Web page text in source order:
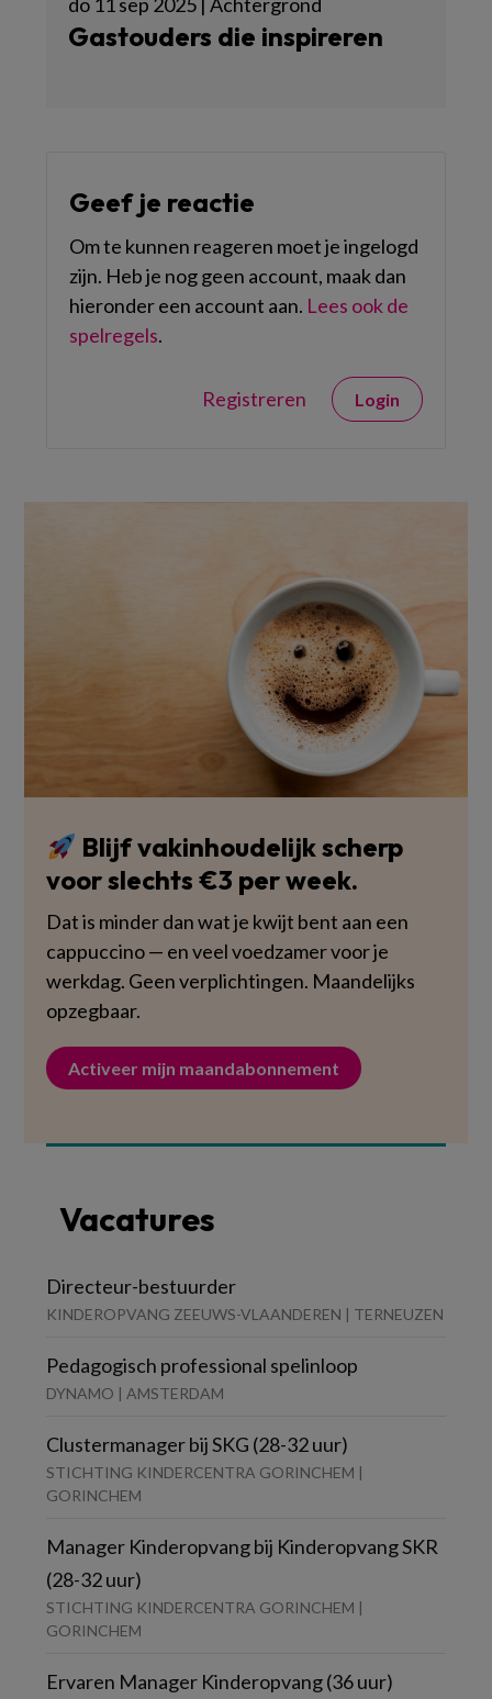
Gastouders die inspireren
Geef je reactie
Om te kunnen reageren moet je ingelogd
zijn. Heb je nog geen account, maak dan
hieronder een account aan. Lees ook de
spelregels.
Registreren Login
Blijf vakinhoudelijk scherp
voor slechts €3 per week.
Dat is minder dan wat je kwijt bent aan een
cappuccino — en veel voedzamer voor je
werkdag. Geen verplichtingen. Maandelijks
opzegbaar.
Activeer mijn maandabonnement
Vacatures
Directeur-bestuurder
KINDEROPVANG ZEEUWS-VLAANDEREN | TERNEUZEN
Pedagogisch professional spelinloop
DYNAMO | AMSTERDAM
Clustermanager bij SKG (28-32 uur)
STICHTING KINDERCENTRA GORINCHEM |
GORINCHEM
Manager Kinderopvang bij Kinderopvang SKR
(28-32 uur)
STICHTING KINDERCENTRA GORINCHEM |
GORINCHEM
Ervaren Manager Kinderopvang (36 uur)